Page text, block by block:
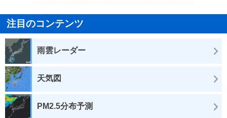
注目のコンテンツ
雨雲レーダー
天気図
PM2.5分布予測